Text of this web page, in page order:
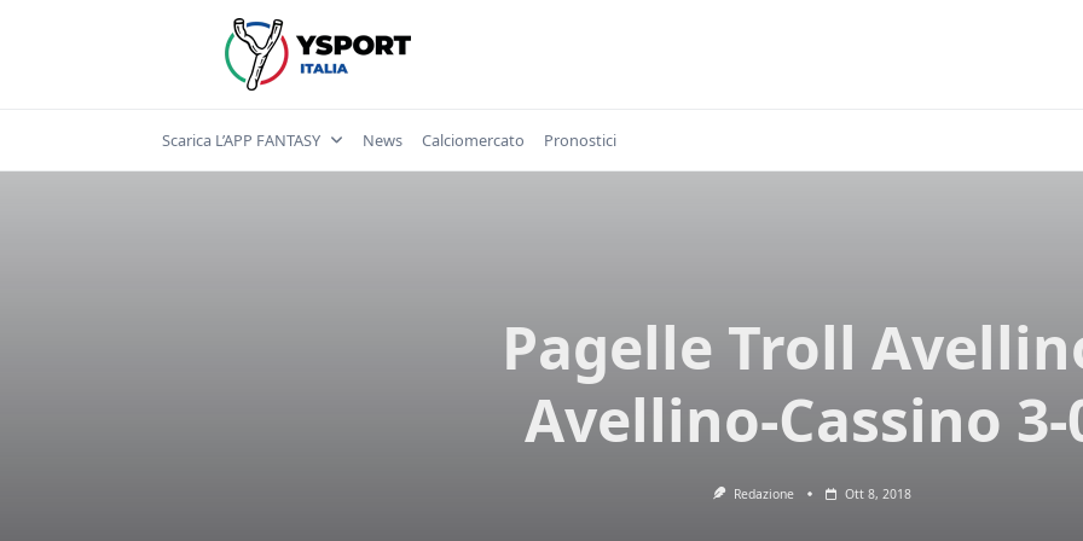
Scarica L’APP FANTASY News Calciomercato Pronostici
Pagelle Troll
Avellino-Cassino 3-
Redazione Ott 8, 2018